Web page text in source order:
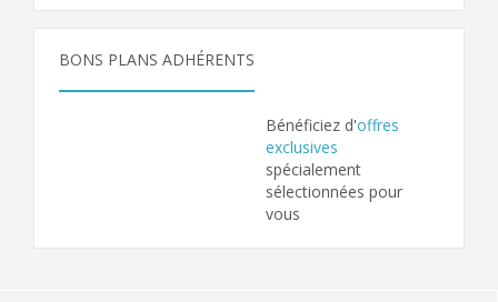
BONS PLANS ADHÉRENTS
Bénéficiez d'offres
exclusives
spécialement
sélectionnées pour
vous